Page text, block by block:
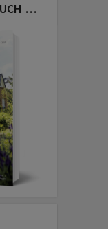
…